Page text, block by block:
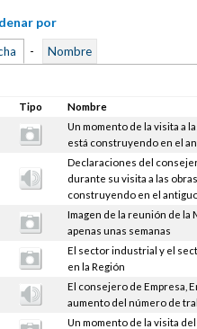
por
- Nombre
Tipo Nombre
Un momento de la visita a
está construyendo en el
Declaraciones del
durante su visita a las
construyendo en el
Imagen de la reunión de la
apenas unas semanas
El sector industrial y el
en la Región
El consejero de Empresa,
aumento del número de
Un momento de la visita